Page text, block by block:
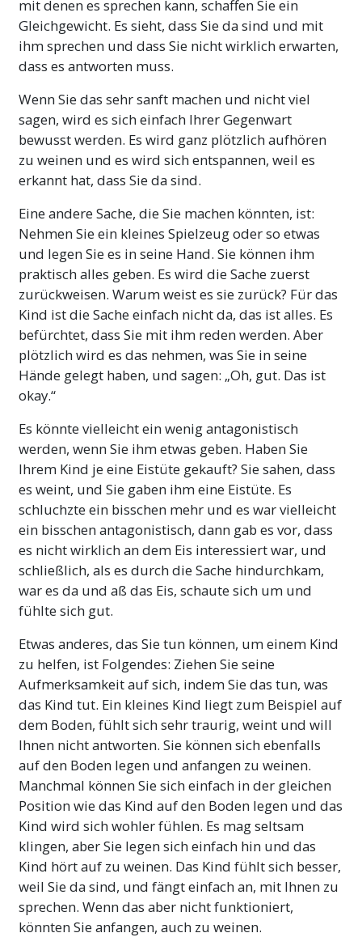
mit denen es sprechen kann, schaffen Sie ein
Gleichgewicht. Es sieht, dass Sie da sind und mit
ihm sprechen und dass Sie nicht wirklich erwarten,
dass es antworten muss.
Wenn Sie das sehr sanft machen und nicht viel
sagen, wird es sich einfach Ihrer Gegenwart
bewusst werden. Es wird ganz plötzlich aufhören
zu weinen und es wird sich entspannen, weil es
erkannt hat, dass Sie da sind.
Eine andere Sache, die Sie machen könnten, ist:
Nehmen Sie ein kleines Spielzeug oder so etwas
und legen Sie es in seine Hand. Sie können ihm
praktisch alles geben. Es wird die Sache zuerst
zurückweisen. Warum weist es sie zurück? Für das
Kind ist die Sache einfach nicht da, das ist alles. Es
befürchtet, dass Sie mit ihm reden werden. Aber
plötzlich wird es das nehmen, was Sie in seine
Hände gelegt haben, und sagen: „Oh, gut. Das ist
okay.“
Es könnte vielleicht ein wenig antagonistisch
werden, wenn Sie ihm etwas geben. Haben Sie
Ihrem Kind je eine Eistüte gekauft? Sie sahen, dass
es weint, und Sie gaben ihm eine Eistüte. Es
schluchzte ein bisschen mehr und es war vielleicht
ein bisschen antagonistisch, dann gab es vor, dass
es nicht wirklich an dem Eis interessiert war, und
schließlich, als es durch die Sache hindurchkam,
war es da und aß das Eis, schaute sich um und
fühlte sich gut.
Etwas anderes, das Sie tun können, um einem Kind
zu helfen, ist Folgendes: Ziehen Sie seine
Aufmerksamkeit auf sich, indem Sie das tun, was
das Kind tut. Ein kleines Kind liegt zum Beispiel auf
dem Boden, fühlt sich sehr traurig, weint und will
Ihnen nicht antworten. Sie können sich ebenfalls
auf den Boden legen und anfangen zu weinen.
Manchmal können Sie sich einfach in der gleichen
Position wie das Kind auf den Boden legen und das
Kind wird sich wohler fühlen. Es mag seltsam
klingen, aber Sie legen sich einfach hin und das
Kind hört auf zu weinen. Das Kind fühlt sich besser,
weil Sie da sind, und fängt einfach an, mit Ihnen zu
sprechen. Wenn das aber nicht funktioniert,
könnten Sie anfangen, auch zu weinen.